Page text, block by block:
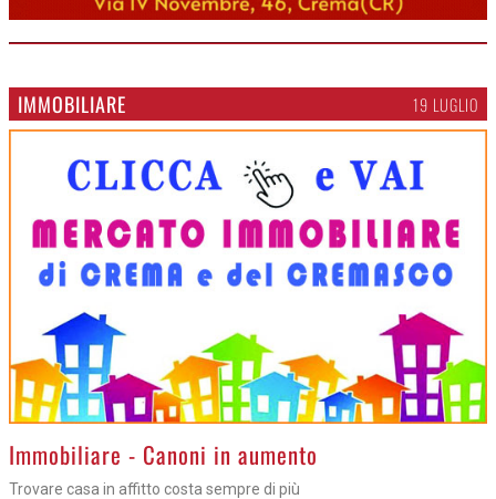
IMMOBILIARE 19 LUGLIO
>Immobiliare - Canoni in aumento
Trovare casa in affitto costa sempre di più